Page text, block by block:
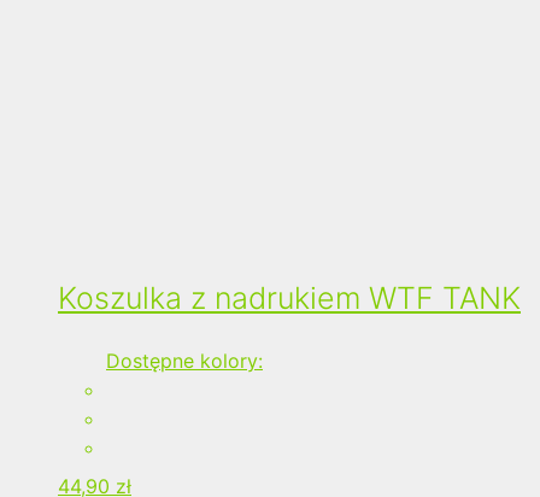
Koszulka z nadrukiem WTF TANK
Dostępne kolory:
44,90 zł